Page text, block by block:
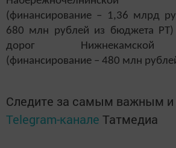
(финансирование – 1,36 млрд
680 млн рублей из бюджета
дорог Нижнекамской
(финансирование – 480 млн
Следите за самым важным и
Telegram-канале Татмедиа